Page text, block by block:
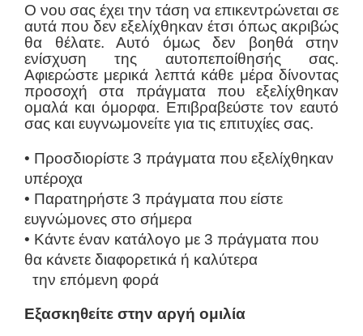
Ο νου σας έχει την τάση να επικεντρώνεται σε
αυτά που δεν εξελίχθηκαν έτσι όπως ακριβώς
θα θέλατε. Αυτό όμως δεν βοηθά στην
ενίσχυση της αυτοπεποίθησής σας.
Αφιερώστε μερικά λεπτά κάθε μέρα δίνοντας
προσοχή στα πράγματα που εξελίχθηκαν
ομαλά και όμορφα. Επιβραβεύστε τον εαυτό
σας και ευγνωμονείτε για τις επιτυχίες σας.
• Προσδιορίστε 3 πράγματα που εξελίχθηκαν
υπέροχα
• Παρατηρήστε 3 πράγματα που είστε
ευγνώμονες στο σήμερα
• Κάντε έναν κατάλογο με 3 πράγματα που
θα κάνετε διαφορετικά ή καλύτερα
την επόμενη φορά
Εξασκηθείτε στην αργή ομιλία